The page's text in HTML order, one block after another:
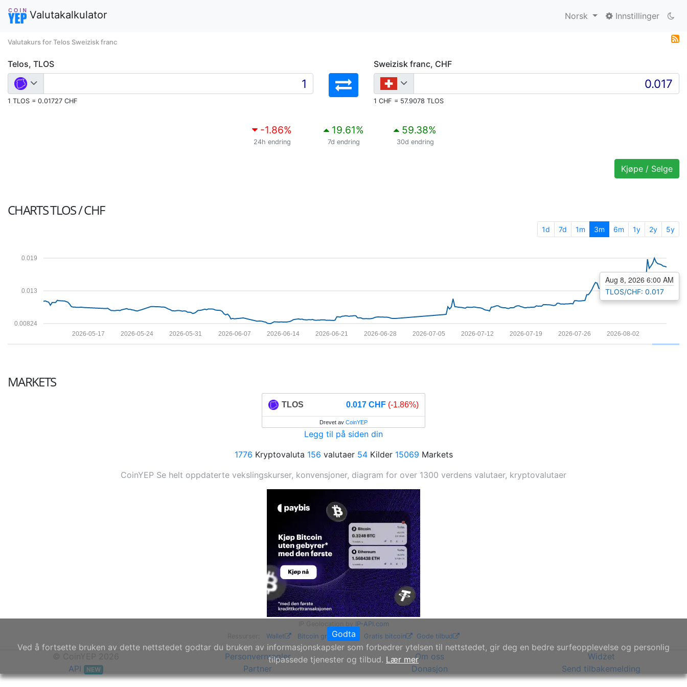
Valutakalkulator Norsk Innstillinger
Valutakurs for Telos Sweizisk franc
Telos, TLOS
1 TLOS = 0.01727 CHF
Sweizisk franc, CHF
1 CHF = 57.9078 TLOS
-1.86%
24h endring
19.61%
7d endring
59.38%
30d endring
Kjøpe / Selge
CHARTSTLOS / CHF
1d 7d 1m 3m 6m 1y 2y 5y
0.00824
0.013
0.019
2026-08-02
2026-07-26
2026-07-19
2026-07-12
2026-07-05
2026-06-28
2026-06-21
2026-06-14
2026-06-07
2026-05-31
2026-05-24
2026-05-17
Aug 8, 2026 6:00 AM
TLOS/CHF: 0.017
MARKETS
TLOS 0.017 CHF (-1.86%)
Drevet av CoinYEP
Legg til på siden din
1776 Kryptovaluta 156 valutaer 54Kilder 15069 Markets
CoinYEP Se helt oppdaterte vekslingskurser, konvensjoner, diagram for over 1300 verdens valutaer, kryptovalutaer
IP-API.com
Wallet Bitcoin gruvedrift Gratis bitcoin Gode tilbud
Personvernregler Om oss
Widżet
API NEW Partner Donasjon Send tilbakemelding
Godta
Ved å fortsette bruken av dette nettstedet godtar du bruken av informasjonskapsler som forbedrer ytelsen til nettstedet, gir deg en bedre surfeopplevelse og personlig
tilpassede tjenester og tilbud. Lær mer